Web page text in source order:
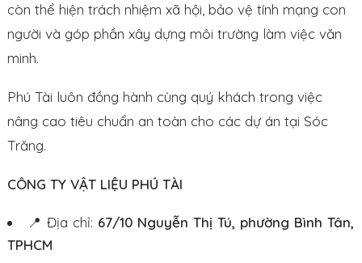
còn thể hiện trách nhiệm xã hội, bảo vệ tính mạng con
người và góp phần xây dựng môi trường làm việc văn
minh.
Phú Tài luôn đồng hành cùng quý khách trong việc
nâng cao tiêu chuẩn an toàn cho các dự án tại Sóc
Trăng.
CÔNG TY VẬT LIỆU PHÚ TÀI
📍 Địa chỉ: 67/10 Nguyễn Thị Tú, phường Bình Tân,
TPHCM